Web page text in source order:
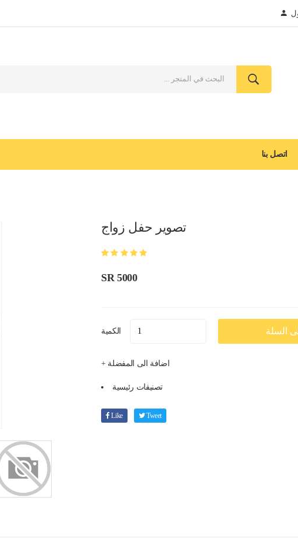
اتصل بنا
تصوير حفل زواج
SR 5000
الكمية السلة
+ اضافة الى المفضلة
تصنيفات رئيسية
Like Tweet